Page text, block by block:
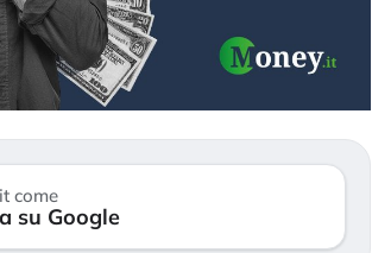
come
su Google
«La mia vita è rovinata». Investitori
in preda al panico dopo lo scoppio
della bolla AI
Kospi, mentre gli investitori retail (…)
30 luglio 2026